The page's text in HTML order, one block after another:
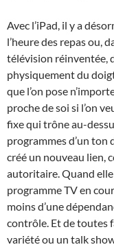
Avec l’iPad, il y a
l’heure des repas ou,
télévision réinventée,
physiquement du
que l’on pose
proche de soi si l’on
fixe qui trône au-
programmes d’un
créé un nouveau lien,
autoritaire. Quand elle
programme TV en
moins d’une
contrôle. Et de toutes
variété ou un talk